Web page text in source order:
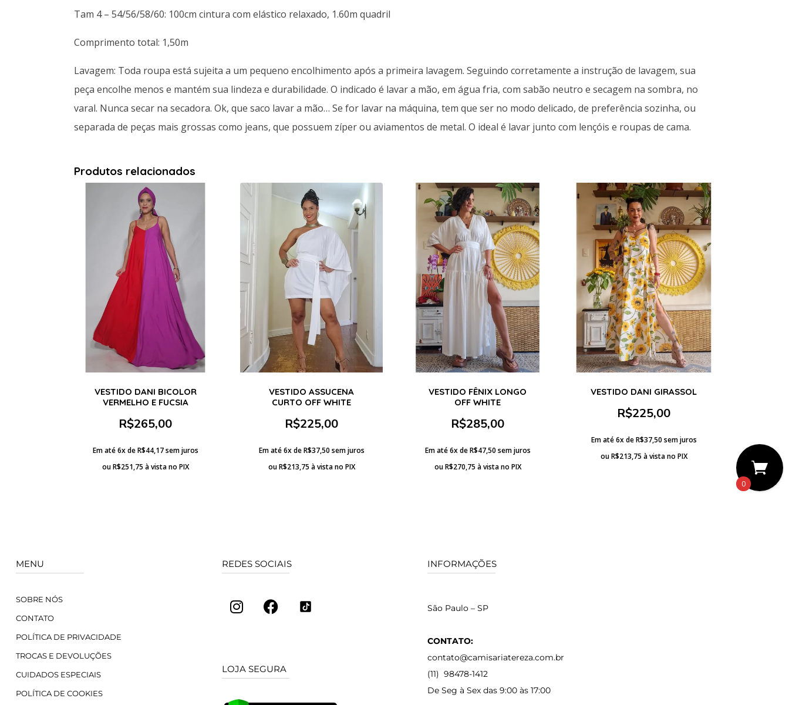
Tam 4 – 54/56/58/60: 100cm cintura com elástico relaxado, 1.60m quadril
Comprimento total: 1,50m
Lavagem: Toda roupa está sujeita a um pequeno encolhimento após a primeira lavagem. Seguindo corretamente a instrução de lavagem, sua
peça encolhe menos e mantém sua lindeza e durabilidade. O indicado é lavar a mão, em água fria, com sabão neutro e secagem na sombra, no
varal. Nunca secar na secadora. Ok, que saco lavar a mão… Se for lavar na máquina, tem que ser no modo delicado, de preferência sozinha, ou
separada de peças mais grossas como jeans, que possuem zíper ou aviamentos de metal. O ideal é lavar junto com lençóis e roupas de cama.
Produtos relacionados
VESTIDO DANI BICOLOR
VERMELHO E FUCSIA
R$265,00
Em até 6x deR$44,17 sem juros
ou R$251,75 à vista no PIX
VESTIDO ASSUCENA
CURTO OFF WHITE
R$225,00
Em até 6x deR$37,50 sem juros
ou R$213,75 à vista no PIX
VESTIDO FÊNIX LONGO
OFF WHITE
R$285,00
Em até 6x deR$47,50 sem juros
ou R$270,75 à vista no PIX
VESTIDO DANI GIRASSOL
R$225,00
Em até 6x deR$37,50 sem juros
ou R$213,75 à vista no PIX
MENU
SOBRE NÓS
CONTATO
POLÍTICA DE PRIVACIDADE
TROCAS E DEVOLUÇÕES
CUIDADOS ESPECIAIS
POLÍTICA DE COOKIES
REDES SOCIAIS
LOJA SEGURA
INFORMAÇÕES
São Paulo – SP
CONTATO:
contato@camisariatereza.com.br
(11) 98478-1412
De Seg à Sex das 9:00 às 17:00
0